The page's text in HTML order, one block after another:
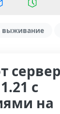
выживание
с
на